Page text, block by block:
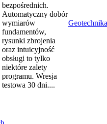
bezpośrednich.
Automatyczny dobór
wymiarów
fundamentów,
rysunki zbrojenia
oraz intuicyjność
obsługi to tylko
niektóre zalety
programu. Wresja
testowa 30 dni....
Geotechnika